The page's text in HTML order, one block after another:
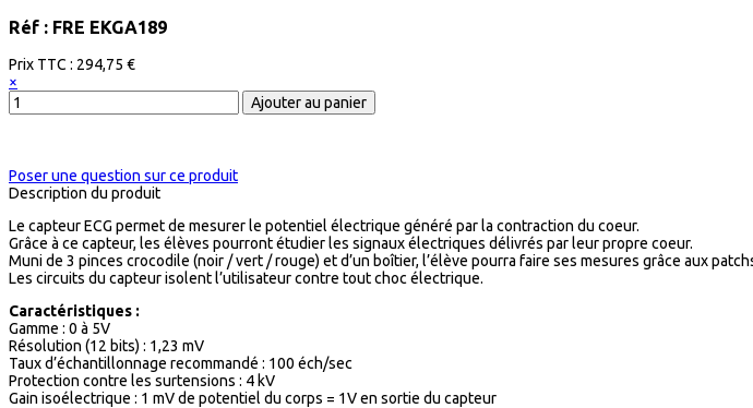
Réf : FRE EKGA189
Prix ​​TTC : 294,75 €
×
Poser une question sur ce produit
Description du produit
Le capteur ECG permet de mesurer le potentiel électrique généré par la contraction du coeur.
Grâce à ce capteur, les élèves pourront étudier les signaux électriques délivrés par leur propre coeur.
Muni de 3 pinces crocodile (noir / vert / rouge) et d’un boîtier, l’élève pourra faire ses mesures grâce aux
Les circuits du capteur isolent l’utilisateur contre tout choc électrique.
Caractéristiques :
Gamme : 0 à 5V
Résolution (12 bits) : 1,23 mV
Taux d’échantillonnage recommandé : 100 éch/sec
Protection contre les surtensions : 4 kV
Gain isoélectrique : 1 mV de potentiel du corps = 1V en sortie du capteur